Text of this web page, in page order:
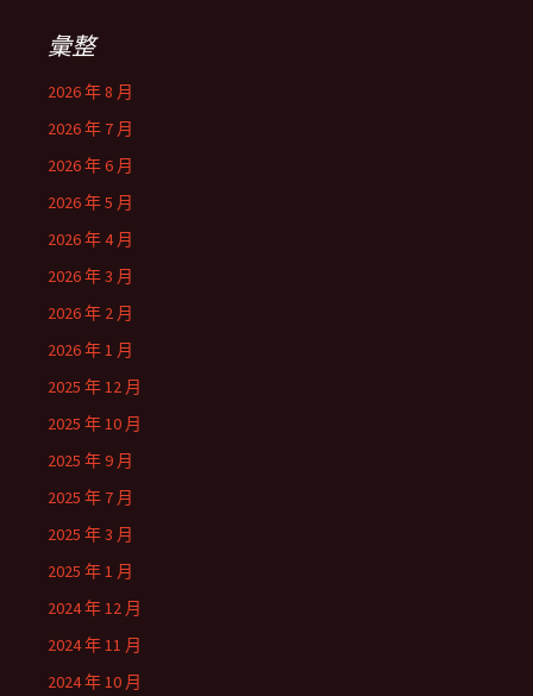
彙整
2026 年 8 月
2026 年 7 月
2026 年 6 月
2026 年 5 月
2026 年 4 月
2026 年 3 月
2026 年 2 月
2026 年 1 月
2025 年 12 月
2025 年 10 月
2025 年 9 月
2025 年 7 月
2025 年 3 月
2025 年 1 月
2024 年 12 月
2024 年 11 月
2024 年 10 月